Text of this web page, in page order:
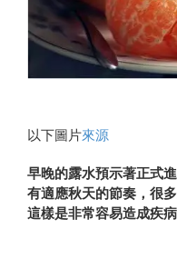
以下圖片來源
早晚的露水預示著正式
有適應秋天的節奏，很
這樣是非常容易造成疾病